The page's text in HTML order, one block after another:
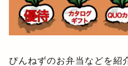
ぴんねずのお弁当などを紹